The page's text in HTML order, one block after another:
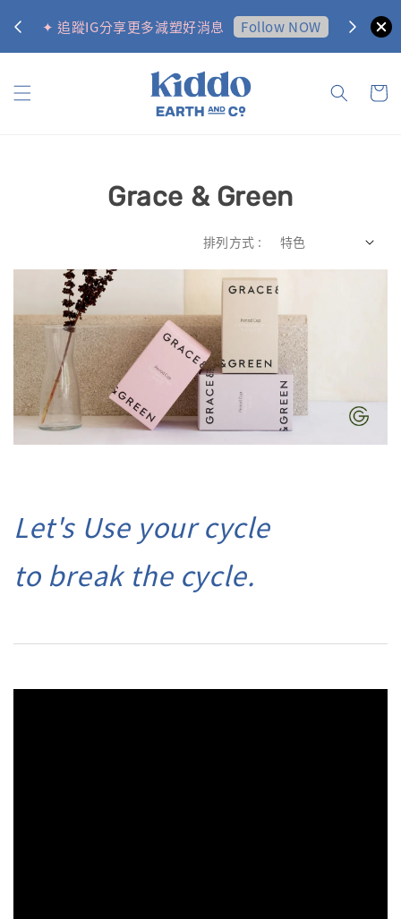
✦ 追蹤IG分享更多減塑好消息 Follow NOW ✦ 訂購
Grace & Green
排列方式 :
Let's Use your cycle
to break the cycle.